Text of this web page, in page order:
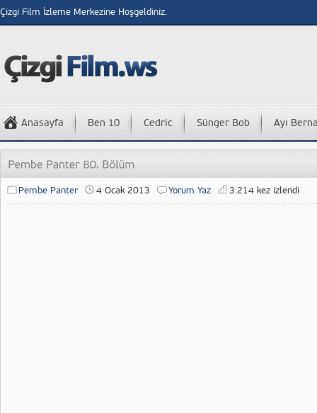
Çizgi Film İzleme Merkezine Hoşgeldiniz.
Anasayfa Ben 10 Cedric Sünger Bob Ayı
Pembe Panter 4 Ocak 2013 Yorum Yaz 3.214 kez izlendi